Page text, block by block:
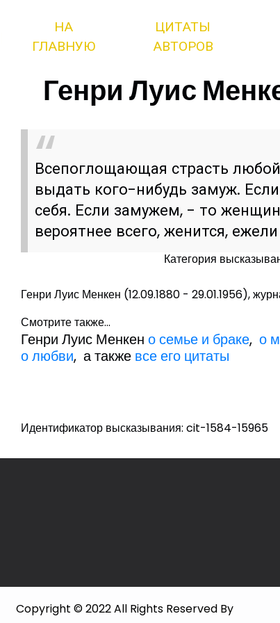
НА
ГЛАВНУЮ
ЦИТАТЫ
АВТОРОВ
Генри Луис
Всепоглощающая страсть
выдать кого-нибудь замуж.
себя. Если замужем, - то
вероятнее всего, женится,
Категория
Генри Луис Менкен (12.09.1880 - 29.01.1956),
Смотрите также...
Генри Луис Менкено семье и браке,о
о любви, а также все его цитаты
Идентификатор высказывания: cit-1584-15965
Copyright © 2022 All Rights Reserved By